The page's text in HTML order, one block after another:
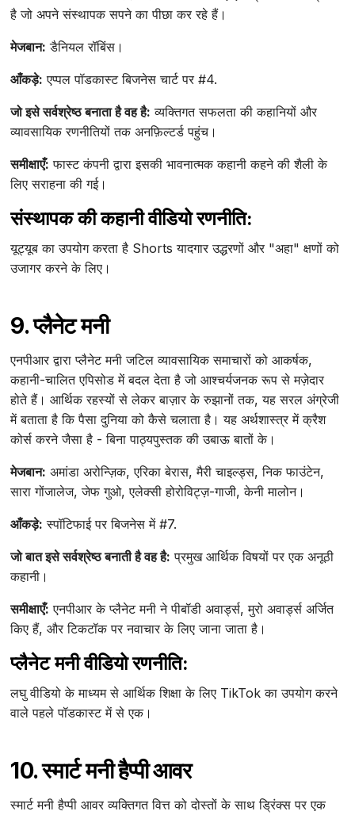
है जो अपने संस्थापक सपने का पीछा कर रहे हैं।
मेजबान: डैनियल रॉबिंस।
आँकड़े: एप्पल पॉडकास्ट बिजनेस चार्ट पर #4.
जो इसे सर्वश्रेष्ठ बनाता है वह है: व्यक्तिगत सफलता की कहानियों और
व्यावसायिक रणनीतियों तक अनफ़िल्टर्ड पहुंच।
समीक्षाएँ: फास्ट कंपनी द्वारा इसकी भावनात्मक कहानी कहने की शैली के
लिए सराहना की गई।
संस्थापक की कहानी वीडियो रणनीति:
यूट्यूब का उपयोग करता है Shorts यादगार उद्धरणों और "अहा" क्षणों को
उजागर करने के लिए।
9. प्लैनेट मनी
एनपीआर द्वारा प्लैनेट मनी जटिल व्यावसायिक समाचारों को आकर्षक,
कहानी-चालित एपिसोड में बदल देता है जो आश्चर्यजनक रूप से मज़ेदार
होते हैं। आर्थिक रहस्यों से लेकर बाज़ार के रुझानों तक, यह सरल अंग्रेजी
में बताता है कि पैसा दुनिया को कैसे चलाता है। यह अर्थशास्त्र में क्रैश
कोर्स करने जैसा है - बिना पाठ्यपुस्तक की उबाऊ बातों के।
मेजबान: अमांडा अरोन्ज़िक, एरिका बेरास, मैरी चाइल्ड्स, निक फाउंटेन,
सारा गोंजालेज, जेफ गुओ, एलेक्सी होरोविट्ज़-गाजी, केनी मालोन।
आँकड़े: स्पॉटिफाई पर बिजनेस में #7.
जो बात इसे सर्वश्रेष्ठ बनाती है वह है: प्रमुख आर्थिक विषयों पर एक अनूठी
कहानी।
समीक्षाएँ: एनपीआर के प्लैनेट मनी ने पीबॉडी अवार्ड्स, मुरो अवार्ड्स अर्जित
किए हैं, और टिकटॉक पर नवाचार के लिए जाना जाता है।
प्लैनेट मनी वीडियो रणनीति:
लघु वीडियो के माध्यम से आर्थिक शिक्षा के लिए TikTok का उपयोग करने
वाले पहले पॉडकास्ट में से एक।
10. स्मार्ट मनी हैप्पी आवर
स्मार्ट मनी हैप्पी आवर व्यक्तिगत वित्त को दोस्तों के साथ ड्रिंक्स पर एक